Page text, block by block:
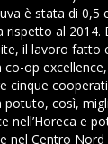
è stata di 0,5
rispetto al 2014.
il lavoro fatto
co-op
cinque
potuto, così,
nell’Horeca e
nel Centro Nord